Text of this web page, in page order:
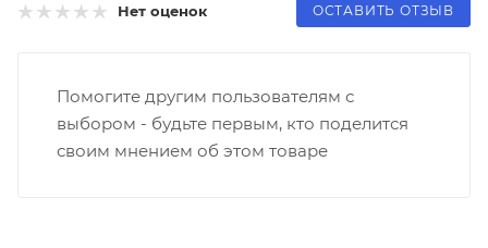
Нет оценок ОСТАВИТЬ ОТЗЫВ
Помогите другим пользователям с
выбором - будьте первым, кто поделится
своим мнением об этом товаре